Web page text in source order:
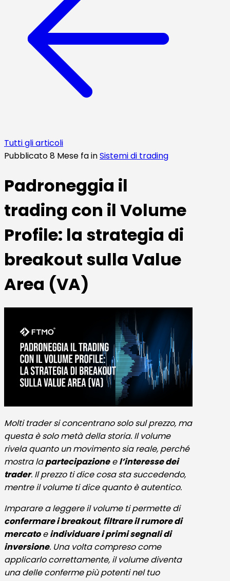
Tutti gli articoli
Pubblicato 8 Mese fa inSistemi di trading
Padroneggia il
trading con il Volume
Profile: la strategia di
breakout sulla Value
Area (VA)
Molti trader si concentrano solo sul prezzo, ma
questa è solo metà della storia. Il volume
rivela quanto un movimento sia reale, perché
mostra lapartecipazioneel’interesse dei
trader. Il prezzo ti dice cosa sta succedendo,
mentre il volume ti dice quanto è autentico.
Imparare a leggere il volume ti permette di
confermare i breakout, filtrare il rumore di
mercatoeindividuare i primi segnali di
inversione. Una volta compreso come
applicarlo correttamente, il volume diventa
una delle conferme più potenti nel tuo